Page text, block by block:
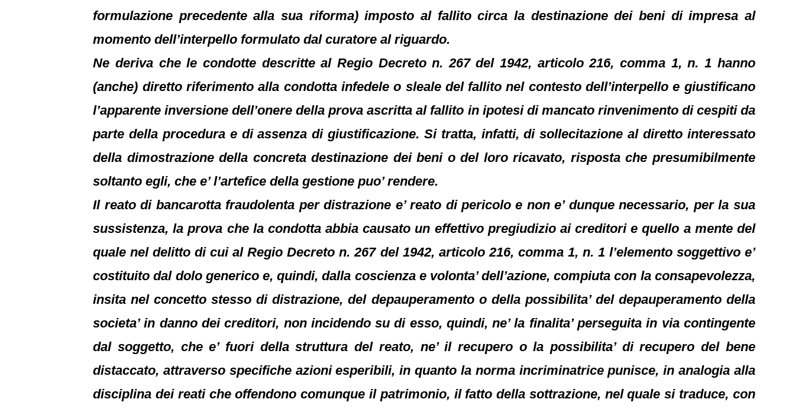
formulazione precedente alla sua riforma) imposto al fallito circa la destinazione dei beni di impresa al
momento dell’interpello formulato dal curatore al riguardo.
Ne deriva che le condotte descritte al Regio Decreto n. 267 del 1942, articolo 216, comma 1, n. 1 hanno
(anche) diretto riferimento alla condotta infedele o sleale del fallito nel contesto dell’interpello e giustificano
l’apparente inversione dell’onere della prova ascritta al fallito in ipotesi di mancato rinvenimento di cespiti da
parte della procedura e di assenza di giustificazione. Si tratta, infatti, di sollecitazione al diretto interessato
della dimostrazione della concreta destinazione dei beni o del loro ricavato, risposta che presumibilmente
soltanto egli, che e’ l’artefice della gestione puo’ rendere.
Il reato di bancarotta fraudolenta per distrazione e’ reato di pericolo e non e’ dunque necessario, per la sua
sussistenza, la prova che la condotta abbia causato un effettivo pregiudizio ai creditori e quello a mente del
quale nel delitto di cui al Regio Decreto n. 267 del 1942, articolo 216, comma 1, n. 1 l’elemento soggettivo e’
costituito dal dolo generico e, quindi, dalla coscienza e volonta’ dell’azione, compiuta con la consapevolezza,
insita nel concetto stesso di distrazione, del depauperamento o della possibilita’ del depauperamento della
societa’ in danno dei creditori, non incidendo su di esso, quindi, ne’ la finalita’ perseguita in via contingente
dal soggetto, che e’ fuori della struttura del reato, ne’ il recupero o la possibilita’ di recupero del bene
distaccato, attraverso specifiche azioni esperibili, in quanto la norma incriminatrice punisce, in analogia alla
disciplina dei reati che offendono comunque il patrimonio, il fatto della sottrazione, nel quale si traduce, con